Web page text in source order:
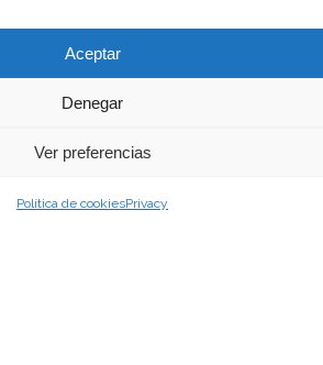
Aceptar
Denegar
Ver preferencias
Política de cookiesPrivacy